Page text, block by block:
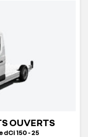
OUVERTS
dCi 150 - 25